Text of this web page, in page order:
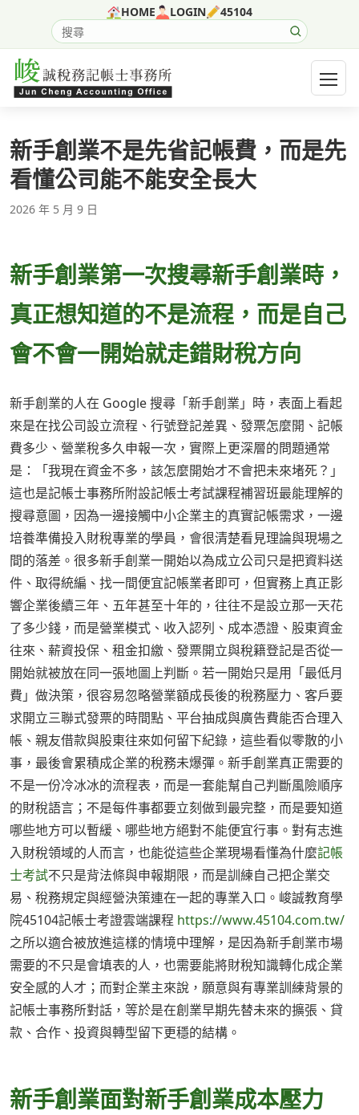
HOME LOGIN 45104
搜尋網站內容
開啟
新手創業不是先省記帳費，而是先
看懂公司能不能安全長大
2026 年 5 月 9 日
新手創業第一次搜尋新手創業時，
真正想知道的不是流程，而是自己
會不會一開始就走錯財稅方向
新手創業的人在 Google 搜尋「新手創業」時，表面上看起
來是在找公司設立流程、行號登記差異、發票怎麼開、記帳
費多少、營業稅多久申報一次，實際上更深層的問題通常
是：「我現在資金不多，該怎麼開始才不會把未來堵死？」
這也是記帳士事務所附設記帳士考試課程補習班最能理解的
搜尋意圖，因為一邊接觸中小企業主的真實記帳需求，一邊
培養準備投入財稅專業的學員，會很清楚看見理論與現場之
間的落差。很多新手創業一開始以為成立公司只是把資料送
件、取得統編、找一間便宜記帳業者即可，但實務上真正影
響企業後續三年、五年甚至十年的，往往不是設立那一天花
了多少錢，而是營業模式、收入認列、成本憑證、股東資金
往來、薪資投保、租金扣繳、發票開立與稅籍登記是否從一
開始就被放在同一張地圖上判斷。若一開始只是用「最低月
費」做決策，很容易忽略營業額成長後的稅務壓力、客戶要
求開立三聯式發票的時間點、平台抽成與廣告費能否合理入
帳、親友借款與股東往來如何留下紀錄，這些看似零散的小
事，最後會累積成企業的稅務未爆彈。新手創業真正需要的
不是一份冷冰冰的流程表，而是一套能幫自己判斷風險順序
的財稅語言；不是每件事都要立刻做到最完整，而是要知道
哪些地方可以暫緩、哪些地方絕對不能便宜行事。對有志進
入財稅領域的人而言，也能從這些企業現場看懂為什麼記帳
士考試不只是背法條與申報期限，而是訓練自己把企業交
易、稅務規定與經營決策連在一起的專業入口。峻誠教育學
院45104記帳士考證雲端課程 https://www.45104.com.tw/
之所以適合被放進這樣的情境中理解，是因為新手創業市場
需要的不只是會填表的人，也需要能將財稅知識轉化成企業
安全感的人才；而對企業主來說，願意與有專業訓練背景的
記帳士事務所對話，等於是在創業早期先替未來的擴張、貸
款、合作、投資與轉型留下更穩的結構。
新手創業面對新手創業成本壓力